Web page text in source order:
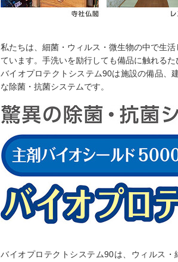
私たちは、細菌・ウィルス・微生物の中で生
ています。手洗いを励行しても備品に触れる
バイオプロテクトシステム90は施設の備品、
な除菌・抗菌システムです。
バイオプロテクトシステム90は、ウィルス